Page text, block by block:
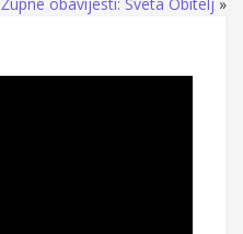
Župne obavijesti: Sveta Obitelj »